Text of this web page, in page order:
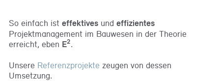
So einfach ist effektives und effizientes
Projektmanagement im Bauwesen in der Theorie
erreicht, eben E2.
Unsere Referenzprojekte zeugen von dessen
Umsetzung.